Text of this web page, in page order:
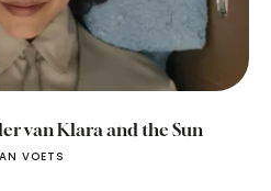
van Klara and the Sun
VOETS